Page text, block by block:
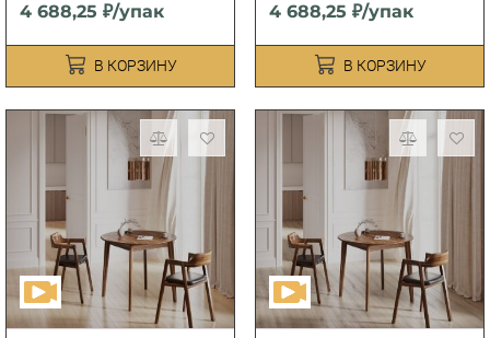
4 688,25 ₽/упак
В КОРЗИНУ
4 688,25 ₽/упак
В КОРЗИНУ